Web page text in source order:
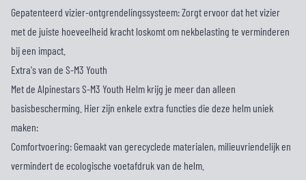
Gepatenteerd vizier-ontgrendelingssysteem: Zorgt ervoor dat het vizier
met de juiste hoeveelheid kracht loskomt om nekbelasting te verminderen
bij een impact.
Extra's van de S-M3 Youth
Met de Alpinestars S-M3 Youth Helm krijg je meer dan alleen
basisbescherming. Hier zijn enkele extra functies die deze helm uniek
maken:
Comfortvoering: Gemaakt van gerecyclede materialen, milieuvriendelijk en
vermindert de ecologische voetafdruk van de helm.